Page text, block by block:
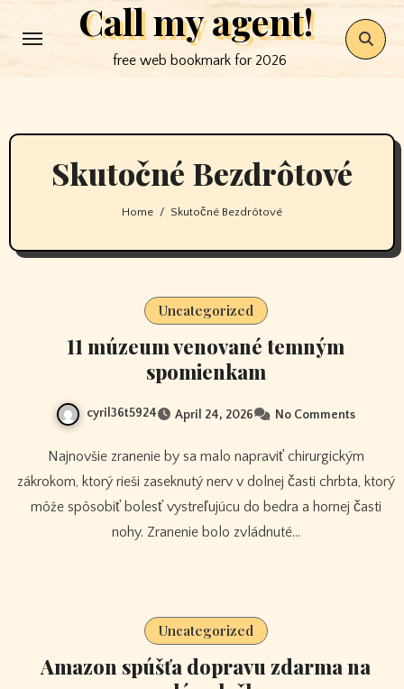
to
Call my agent!
free web bookmark for 2026
Skutočné Bezdrôtové
Home Skutočné Bezdrôtové
Uncategorized
11 múzeum venované temným
spomienkam
cyril36t5924 April 24, 2026 No Comments
Najnovšie zranenie by sa malo napraviť chirurgickým
zákrokom, ktorý rieši zaseknutý nerv v dolnej časti chrbta, ktorý
môže spôsobiť bolesť vystreľujúcu do bedra a hornej časti
nohy. Zranenie bolo zvládnuté…
Uncategorized
Amazon spúšťa dopravu zdarma na